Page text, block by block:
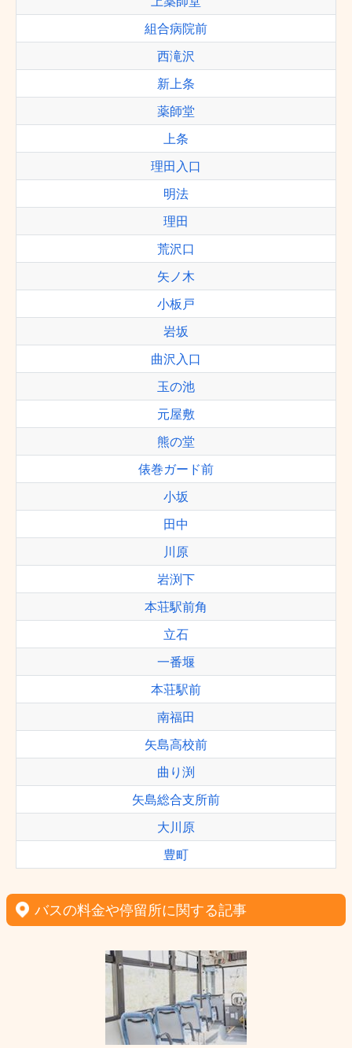
組合病院前
西滝沢
新上条
薬師堂
上条
理田入口
明法
理田
荒沢口
矢ノ木
小板戸
岩坂
曲沢入口
玉の池
元屋敷
熊の堂
俵巻ガード前
小坂
田中
川原
岩渕下
本荘駅前角
立石
一番堰
本荘駅前
南福田
矢島高校前
曲り渕
矢島総合支所前
大川原
豊町
バスの料金や停留所に関する記事